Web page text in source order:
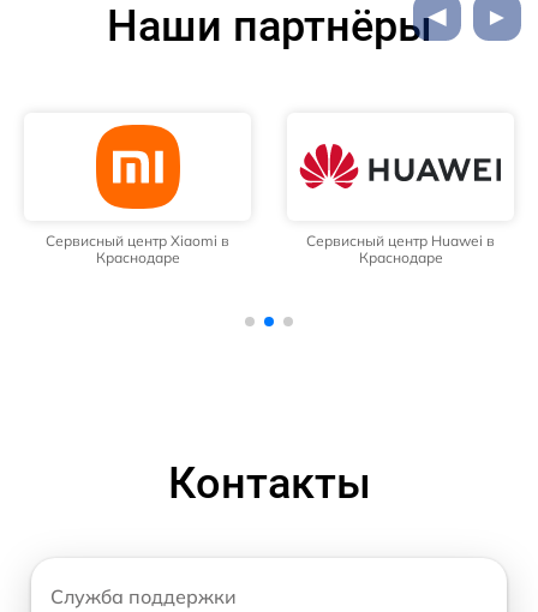
Наши партнёры
Сервисный центр Xiaomi в
Краснодаре
Сервисный центр Huawei в
Краснодаре
Контакты
Служба поддержки